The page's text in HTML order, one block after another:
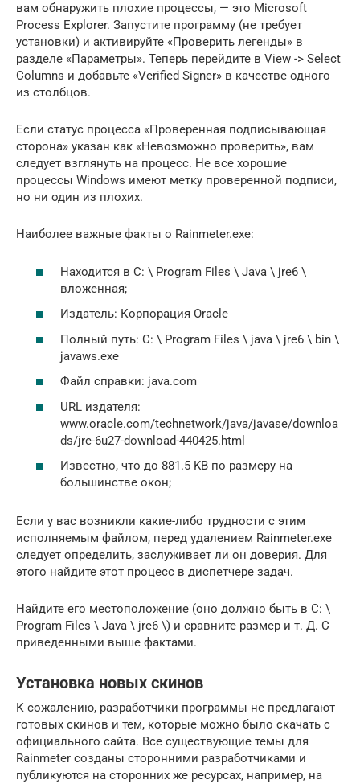
вам обнаружить плохие процессы, — это Microsoft
Process Explorer. Запустите программу (не требует
установки) и активируйте «Проверить легенды» в
разделе «Параметры». Теперь перейдите в View -> Select
Columns и добавьте «Verified Signer» в качестве одного
из столбцов.
Если статус процесса «Проверенная подписывающая
сторона» указан как «Невозможно проверить», вам
следует взглянуть на процесс. Не все хорошие
процессы Windows имеют метку проверенной подписи,
но ни один из плохих.
Наиболее важные факты о Rainmeter.exe:
Находится в C: \ Program Files \ Java \ jre6 \
вложенная;
Издатель: Корпорация Oracle
Полный путь: C: \ Program Files \ java \ jre6 \ bin \
javaws.exe
Файл справки: java.com
URL издателя:
www.oracle.com/technetwork/java/javase/downloa
ds/jre-6u27-download-440425.html
Известно, что до 881.5 KB по размеру на
большинстве окон;
Если у вас возникли какие-либо трудности с этим
исполняемым файлом, перед удалением Rainmeter.exe
следует определить, заслуживает ли он доверия. Для
этого найдите этот процесс в диспетчере задач.
Найдите его местоположение (оно должно быть в C: \
Program Files \ Java \ jre6 \) и сравните размер и т. Д. С
приведенными выше фактами.
Установка новых скинов
К сожалению, разработчики программы не предлагают
готовых скинов и тем, которые можно было скачать с
официального сайта. Все существующие темы для
Rainmeter созданы сторонними разработчиками и
публикуются на сторонних же ресурсах, например, на